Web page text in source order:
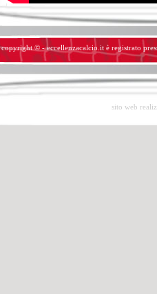
copyright © - eccellenzacalcio.it è registrato
sito web